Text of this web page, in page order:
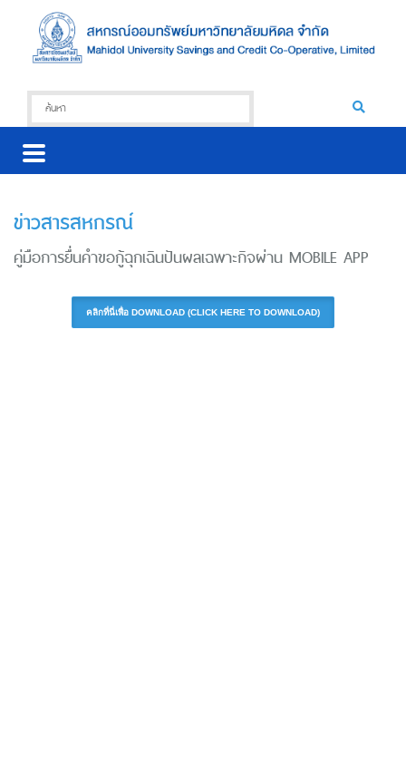
ข่าวสารสหกรณ์
คู่มือการยื่นคำขอกู้ฉุกเฉินปันผลเฉพาะกิจผ่าน MOBILE APP
คลิกที่นี่เพื่อ DOWNLOAD (CLICK HERE TO DOWNLOAD)